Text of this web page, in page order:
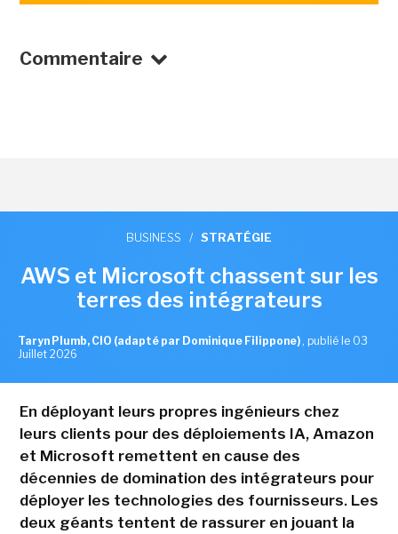
Commentaire
BUSINESS / STRATÉGIE
AWS et Microsoft chassent sur les
terres des intégrateurs
Taryn Plumb, CIO (adapté par Dominique Filippone) , publié le 03
Juillet 2026
En déployant leurs propres ingénieurs chez
leurs clients pour des déploiements IA, Amazon
et Microsoft remettent en cause des
décennies de domination des intégrateurs pour
déployer les technologies des fournisseurs. Les
deux géants tentent de rassurer en jouant la